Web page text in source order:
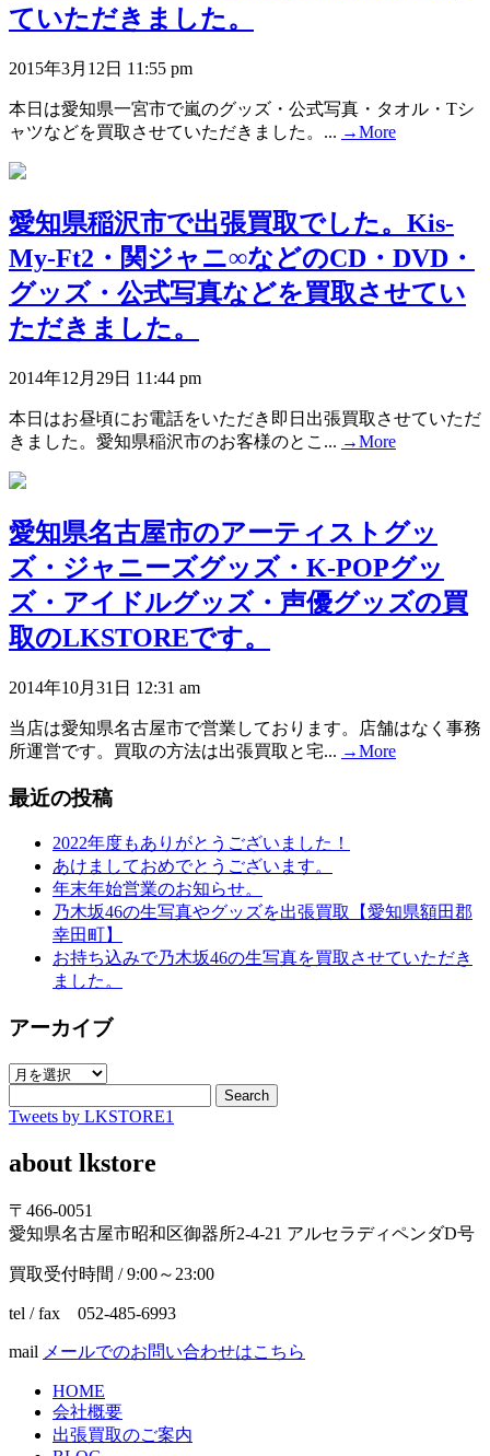
ていただきました。
2015年3月12日 11:55 pm
本日は愛知県一宮市で嵐のグッズ・公式写真・タオル・Tシ
ャツなどを買取させていただきました。... →More
愛知県稲沢市で出張買取でした。Kis-
My-Ft2・関ジャニ∞などのCD・DVD・
グッズ・公式写真などを買取させてい
ただきました。
2014年12月29日 11:44 pm
本日はお昼頃にお電話をいただき即日出張買取させていただ
きました。愛知県稲沢市のお客様のとこ... →More
愛知県名古屋市のアーティストグッ
ズ・ジャニーズグッズ・K-POPグッ
ズ・アイドルグッズ・声優グッズの買
取のLKSTOREです。
2014年10月31日 12:31 am
当店は愛知県名古屋市で営業しております。店舗はなく事務
所運営です。買取の方法は出張買取と宅... →More
最近の投稿
2022年度もありがとうございました！
あけましておめでとうございます。
年末年始営業のお知らせ。
乃木坂46の生写真やグッズを出張買取【愛知県額田郡
幸田町】
お持ち込みで乃木坂46の生写真を買取させていただき
ました。
アーカイブ
ア
カ
ブ
Search
Tweets by LKSTORE1
about lkstore
〒466-0051
愛知県名古屋市昭和区御器所2-4-21 アルセラディペンダD号
買取受付時間 / 9:00～23:00
tel / fax 052-485-6993
mail メールでのお問い合わせはこちら
HOME
会社概要
出張買取のご案内